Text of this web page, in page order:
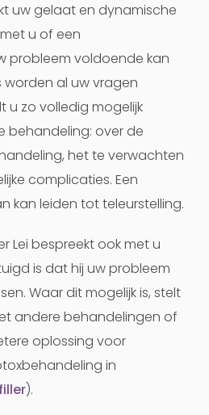
uw gelaat en dynamische
u of een
probleem voldoende kan
worden al uw vragen
zo volledig mogelijk
behandeling: over de
het te verwachten
complicaties. Een
kan leiden tot teleurstelling.
Lei bespreekt ook met u
is dat hij uw probleem
Waar dit mogelijk is, stelt
andere behandelingen of
oplossing voor
in
filler).